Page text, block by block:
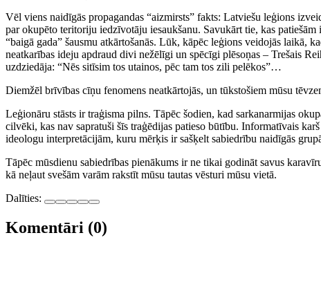
Vēl viens naidīgās propagandas “aizmirsts” fakts: Latviešu leģions
par okupēto teritoriju iedzīvotāju iesaukšanu. Savukārt tie, kas
“baigā gada” šausmu atkārtošanās. Lūk, kāpēc leģions veidojās
neatkarības ideju apdraud divi nežēlīgi un spēcīgi plēsoņas – Trešais
uzdziedāja: “Nēs sitīsim tos utainos, pēc tam tos zili pelēkos”…
Diemžēl brīvības cīņu fenomens neatkārtojās, un tūkstošiem mūsu
Leģionāru stāsts ir traģisma pilns. Tāpēc šodien, kad sarkanarmijas
cilvēki, kas nav sapratuši šīs traģēdijas patieso būtību. Informatīvais
ideologu interpretācijām, kuru mērķis ir sašķelt sabiedrību naidīgās
Tāpēc mūsdienu sabiedrības pienākums ir ne tikai godināt savus
kā neļaut svešām varām rakstīt mūsu tautas vēsturi mūsu vietā.
Dalīties:
Komentāri (0)